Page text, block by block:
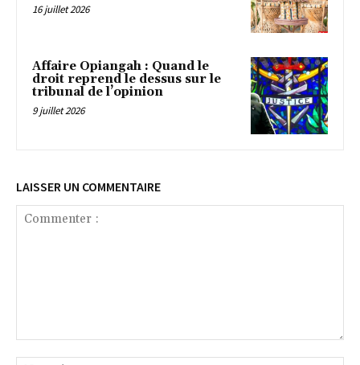
16 juillet 2026
Affaire Opiangah : Quand le
droit reprend le dessus sur le
tribunal de l’opinion
9 juillet 2026
LAISSER UN COMMENTAIRE